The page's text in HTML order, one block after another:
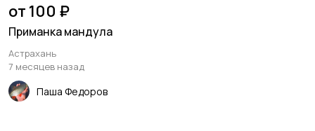
от 100 ₽
Приманка мандула
Астрахань
7 месяцев назад
Паша Федоров